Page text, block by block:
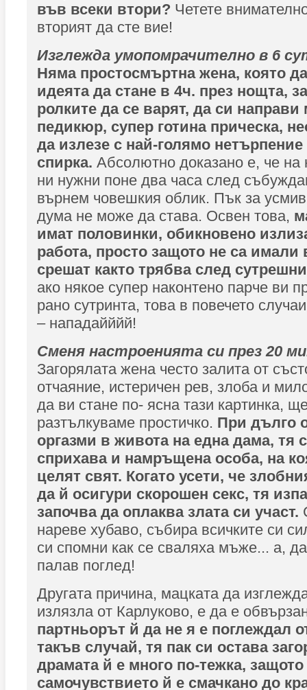
във всеки втори? Четете
вторият да сте вие!
Изглежда умопомрачително в 6
Няма простосмъртна жена, която
идеята да стане в 4ч. през нощта,
ролките да се варят, да си
педикюр, супер готина прическа,
да излезе с най-голямо
спирка. Абсолютно доказано е, че на
ни нужни поне два часа след
върнем човешкия облик. Пък за
дума не може да става. Освен това,
имат половинки, обикновено
работа, просто защото не са имали
срешат както трябва след
ако някое супер наконтено парче ви
рано сутринта, това в повечето
– нападайййй!
Сменя настроенията си през 20
Загорялата жена често залита от
отчаяние, истеричен рев, злоба и
да ви стане по- ясна тази картинка,
разтълкуваме простичко. При дълго
оргазми в живота на една дама, тя
сприхава и намръщена особа, на
целят свят. Когато усети, че
да й осигури скорошен секс, тя
започва да оплаква злата си участ.
нареве хубаво, събира всичките си
си спомни как се сваляха мъже... а,
палав поглед!
Другата причина, мацката да
излязла от Карлуково, е да е
партньорът й да не я е поглеждал
такъв случай, тя пак си остава
драмата й е много по-тежка, защото
самочувствието й е смачкано до